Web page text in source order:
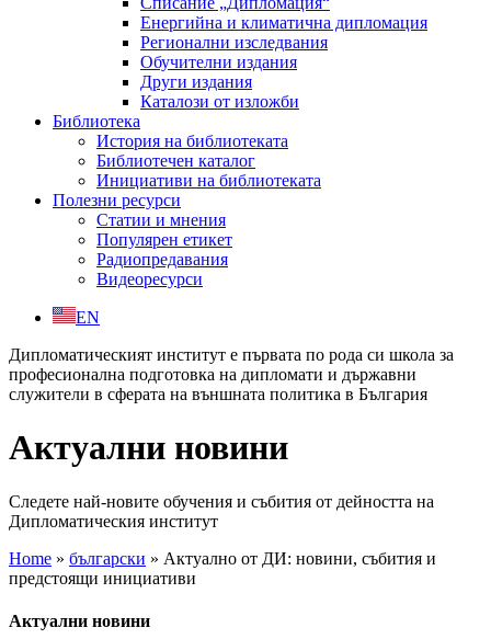
Енергийна и климатична дипломация
Регионални изследвания
Обучителни издания
Други издания
Каталози от изложби
Библиотека
История на библиотеката
Библиотечен каталог
Инициативи на библиотеката
Полезни ресурси
Статии и мнения
Популярен етикет
Радиопредавания
Видеоресурси
EN
Дипломатическият институт е първата по рода си школа за
професионална подготовка на дипломати и държавни
служители в сферата на външната политика в България
Актуални новини
Следете най-новите обучения и събития от дейността на
Дипломатическия институт
Home » български » Актуално от ДИ: новини, събития и
предстоящи инициативи
Актуални новини